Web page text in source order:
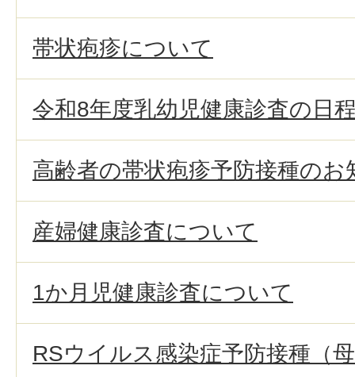
帯状疱疹について
令和8年度乳幼児健康診査の日
高齢者の帯状疱疹予防接種のお
産婦健康診査について
1か月児健康診査について
RSウイルス感染症予防接種（